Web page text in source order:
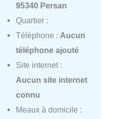
95340 Persan
Quartier :
Téléphone : Aucun
téléphone ajouté
Site internet :
Aucun site internet
connu
Meaux à domicile :